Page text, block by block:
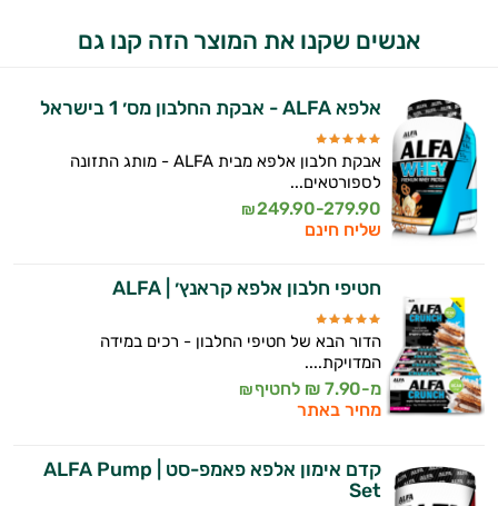
אנשים שקנו את המוצר הזה קנו גם
אלפא ALFA - אבקת החלבון מס׳ 1 בישראל
אבקת חלבון אלפא מבית ALFA - מותג התזונה
לספורטאים...
249.90-279.90
₪
שליח חינם
חטיפי חלבון אלפא קראנץ׳ | ALFA
הדור הבא של חטיפי החלבון - רכים במידה
המדויקת....
מ-7.90 ₪ לחטיף ₪
מחיר באתר
קדם אימון אלפא פאמפ-סט | ALFA Pump
Set